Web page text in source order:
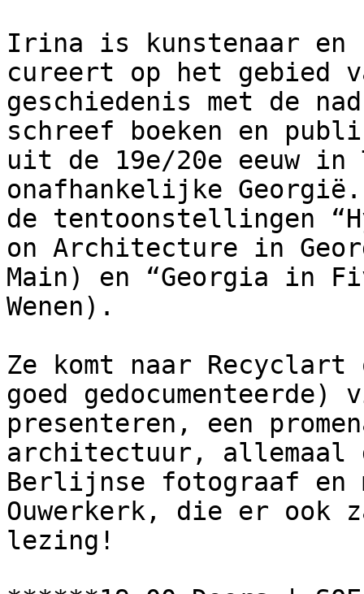
Irina is kunstenaar en
cureert op het gebied
geschiedenis met de
schreef boeken en
uit de 19e/20e eeuw
onafhankelijke
de tentoonstellingen
on Architecture in
Main) en “Georgia in
Wenen).
Ze komt naar
goed
presenteren, een
architectuur, allemaal
Berlijnse fotograaf en
Ouwerkerk, die er ook
lezing!